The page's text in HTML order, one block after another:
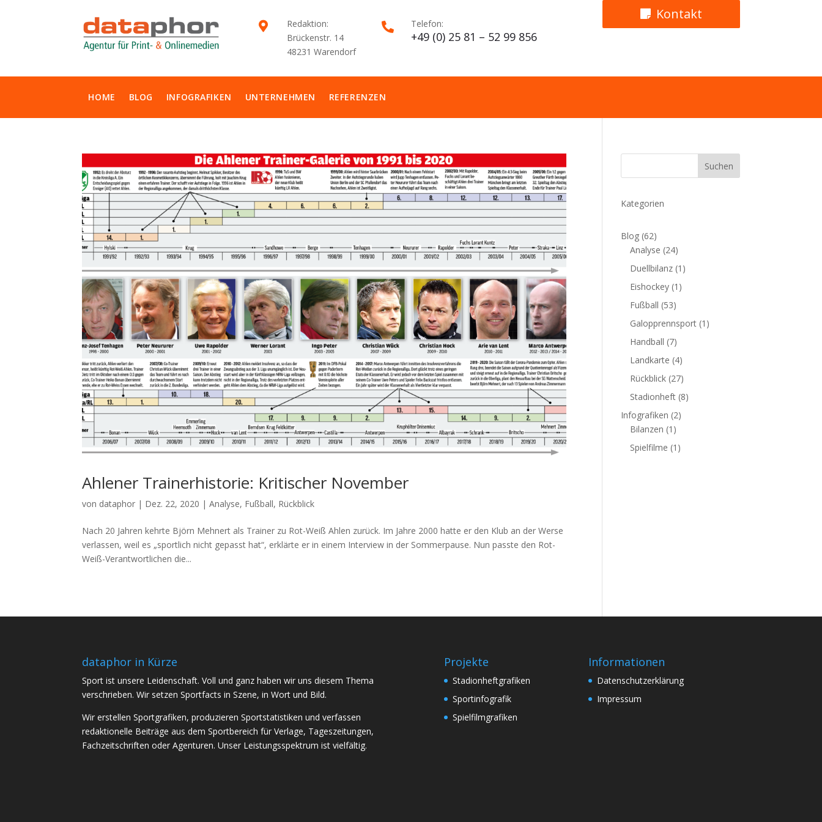

Redaktion:
Brückenstr. 14
48231 Warendorf
 Telefon:
+49 (0) 25 81 – 52 99 856
Kontakt
HOME BLOG INFOGRAFIKEN UNTERNEHMEN REFERENZEN
Ahlener Trainerhistorie: Kritischer November
von dataphor | Dez. 22, 2020 |Analyse, Fußball, Rückblick
Nach 20 Jahren kehrte Björn Mehnert als Trainer zu Rot-Weiß Ahlen zurück. Im Jahre 2000 hatte er den Klub an der Werse
verlassen, weil es „sportlich nicht gepasst hat“, erklärte er in einem Interview in der Sommerpause. Nun passte den Rot-
Weiß-Verantwortlichen die...
Suchen
Kategorien
Blog (62)
Analyse (24)
Duellbilanz (1)
Eishockey (1)
Fußball (53)
Galopprennsport (1)
Handball (7)
Landkarte (4)
Rückblick (27)
Stadionheft (8)
Infografiken (2)
Bilanzen (1)
Spielfilme (1)
dataphor in Kürze
Sport ist unsere Leidenschaft. Voll und ganz haben wir uns diesem Thema
verschrieben. Wir setzen Sportfacts in Szene, in Wort und Bild.
Wir erstellen Sportgrafiken, produzieren Sportstatistiken und verfassen
redaktionelle Beiträge aus dem Sportbereich für Verlage, Tageszeitungen,
Fachzeitschriften oder Agenturen. Unser Leistungsspektrum ist vielfältig.
Projekte
Stadionheftgrafiken
Sportinfografik
Spielfilmgrafiken
Informationen
Datenschutzerklärung
Impressum